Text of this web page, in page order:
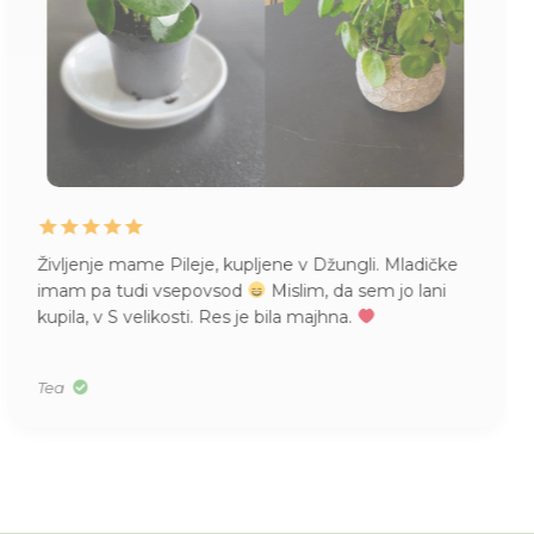
Življenje mame Pileje, kupljene v Džungli. Mladičke
imam pa tudi vsepovsod
Mislim, da sem jo lani
kupila, v S velikosti. Res je bila majhna.
Tea